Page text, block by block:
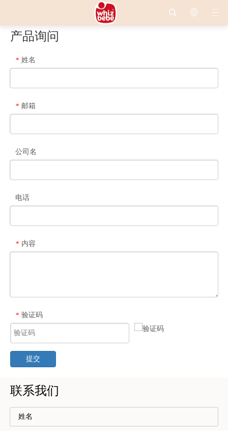
产品询问
* 姓名
* 邮箱
公司名
电话
* 内容
* 验证码
提交
联系我们